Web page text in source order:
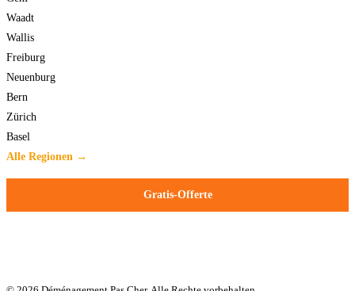
Waadt
Wallis
Freiburg
Neuenburg
Bern
Zürich
Basel
Alle Regionen →
Gratis-Offerte